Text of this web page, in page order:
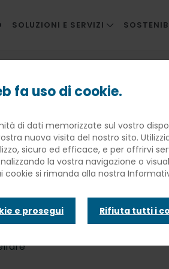
SOLUZIONI E SERVIZI
RISTORAZIONE AZIENDALE
RISTORAZIONE INNOVATIVA
SANITÀ
BANQUETING
TRAVEL CATERING
INFANZIA E WELFARE
festa
gusto e
fa uso di cookie.
di dati memorizzate sul vostro
nuova visita del nostro sito.
sicuro ed efficace, e per offrirvi
la vostra navigazione o
cookie si rimanda alla nostra
e prosegui Rifiuta tutti i